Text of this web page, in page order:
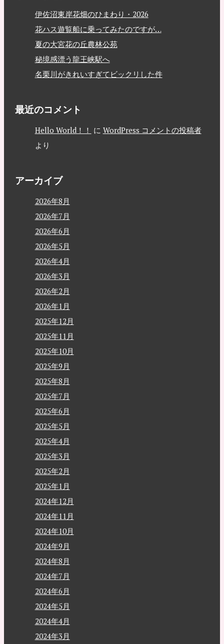
伊佐沼東岸花畑のひまわり・2026
花ハス遊覧船に乗ってみたのですが…
夏の大宮花の丘農林公苑
秘境感漂う龍王峡駅へ
名栗川がきれいすぎてビックリした件
最近のコメント
Hello World！！ に WordPress コメントの投稿者
より
アーカイブ
2026年8月
2026年7月
2026年6月
2026年5月
2026年4月
2026年3月
2026年2月
2026年1月
2025年12月
2025年11月
2025年10月
2025年9月
2025年8月
2025年7月
2025年6月
2025年5月
2025年4月
2025年3月
2025年2月
2025年1月
2024年12月
2024年11月
2024年10月
2024年9月
2024年8月
2024年7月
2024年6月
2024年5月
2024年4月
2024年3月